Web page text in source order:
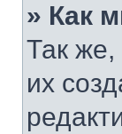
» Как
Так же,
их